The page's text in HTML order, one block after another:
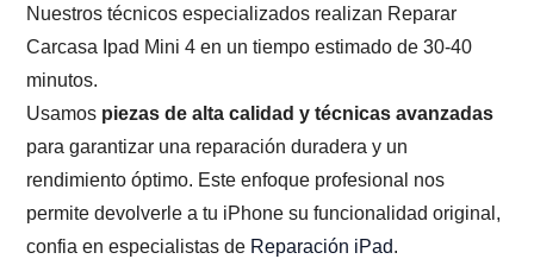
Nuestros técnicos especializados realizan Reparar
Carcasa Ipad Mini 4 en un tiempo estimado de 30-40
minutos.
Usamos piezas de alta calidad y técnicas avanzadas
para garantizar una reparación duradera y un
rendimiento óptimo. Este enfoque profesional nos
permite devolverle a tu iPhone su funcionalidad original,
confia en especialistas de Reparación iPad.